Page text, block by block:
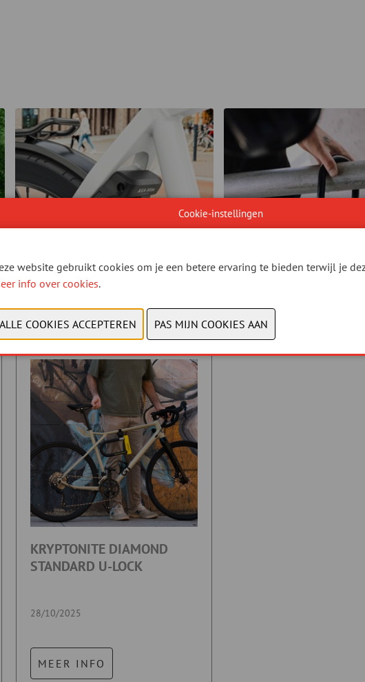
KRYPTONITE DIAMOND
STANDARD U-LOCK
28/10/2025
MEER INFO
Cookie-instellingen
website gebruikt cookies om je een betere ervaring te bieden terwijl je
info over cookies.